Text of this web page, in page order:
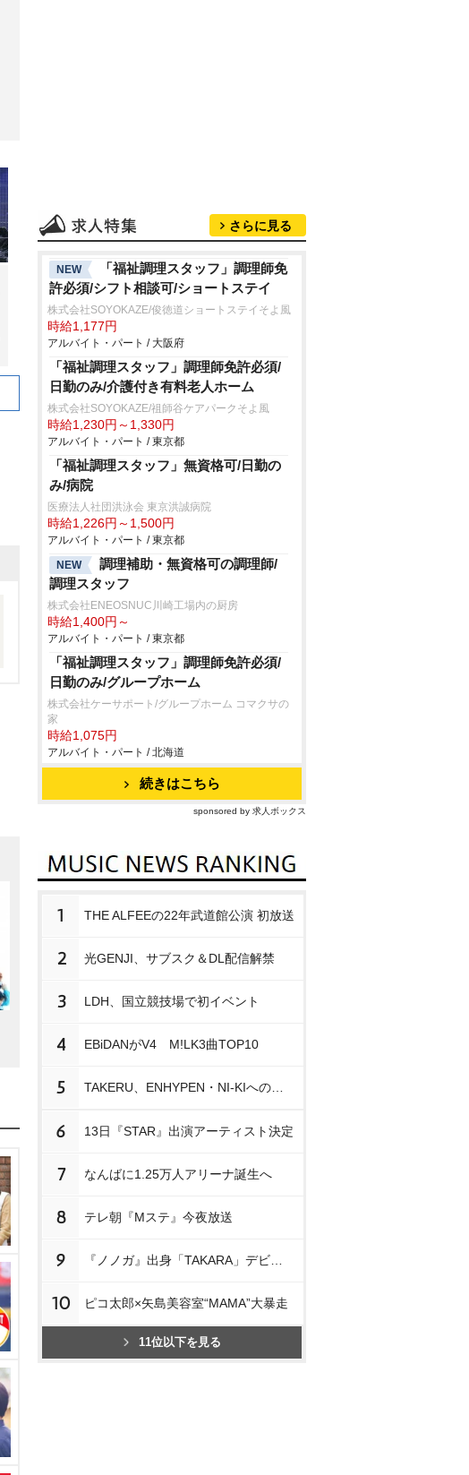
さらに見る
NEW
「福祉調理スタッフ」調理師免
許必須/シフト相談可/ショートステイ
株式会社SOYOKAZE/俊徳道ショートステイそよ風
時給1,177円
アルバイト・パート / 大阪府
「福祉調理スタッフ」調理師免許必須/
日勤のみ/介護付き有料老人ホーム
株式会社SOYOKAZE/祖師谷ケアパークそよ風
時給1,230円～1,330円
アルバイト・パート / 東京都
「福祉調理スタッフ」無資格可/日勤の
み/病院
医療法人社団洪泳会 東京洪誠病院
時給1,226円～1,500円
アルバイト・パート / 東京都
NEW
調理補助・無資格可の調理師/
調理スタッフ
株式会社ENEOSNUC川崎工場内の厨房
時給1,400円～
アルバイト・パート / 東京都
「福祉調理スタッフ」調理師免許必須/
日勤のみ/グループホーム
株式会社ケーサポート/グループホーム コマクサの
家
時給1,075円
アルバイト・パート / 北海道
続きはこちら
sponsored by 求人ボックス
1 THE ALFEEの22年武道館公演 初放送
2 光GENJI、サブスク＆DL配信解禁
3 LDH、国立競技場で初イベント
4 EBiDANがV4 M!LK3曲TOP10
5
6 13日『STAR』出演アーティスト決定
7 なんばに1.25万人アリーナ誕生へ
8 テレ朝『Mステ』今夜放送
9
10 ピコ太郎×矢島美容室“MAMA”大暴走
11位以下を見る